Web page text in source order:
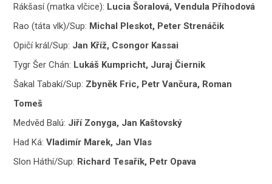
Rákšasí (matka vlčice): Lucia Šoralová, Vendula Příhodová
Rao (táta vlk)/Sup: Michal Pleskot, Peter Strenáčik
Opičí král/Sup: Jan Kříž, Csongor Kassai
Tygr Šer Chán: Lukáš Kumpricht, Juraj Čiernik
Šakal Tabakí/Sup: Zbyněk Fric, Petr Vančura, Roman
Tomeš
Medvěd Balú: Jiří Zonyga, Jan Kaštovský
Had Ká:Vladimír Marek, Jan Vlas
Slon Háthí/Sup: Richard Tesařík, Petr Opava